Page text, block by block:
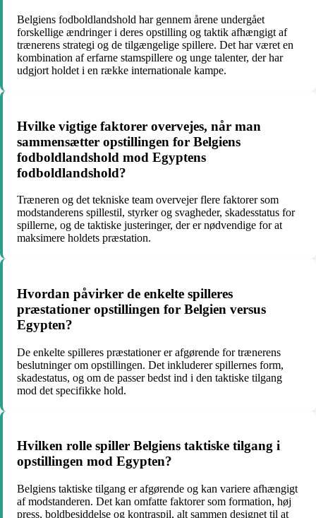
Belgiens fodboldlandshold har gennem årene undergået
forskellige ændringer i deres opstilling og taktik afhængigt af
trænerens strategi og de tilgængelige spillere. Det har været en
kombination af erfarne stamspillere og unge talenter, der har
udgjort holdet i en række internationale kampe.
Hvilke vigtige faktorer overvejes, når man
sammensætter opstillingen for Belgiens
fodboldlandshold mod Egyptens
fodboldlandshold?
Træneren og det tekniske team overvejer flere faktorer som
modstanderens spillestil, styrker og svagheder, skadesstatus for
spillerne, og de taktiske justeringer, der er nødvendige for at
maksimere holdets præstation.
Hvordan påvirker de enkelte spilleres
præstationer opstillingen for Belgien versus
Egypten?
De enkelte spilleres præstationer er afgørende for trænerens
beslutninger om opstillingen. Det inkluderer spillernes form,
skadestatus, og om de passer bedst ind i den taktiske tilgang
mod det specifikke hold.
Hvilken rolle spiller Belgiens taktiske tilgang i
opstillingen mod Egypten?
Belgiens taktiske tilgang er afgørende og kan variere afhængigt
af modstanderen. Det kan omfatte faktorer som formation, høj
press, boldbesiddelse og kontraspil, alt sammen designet til at